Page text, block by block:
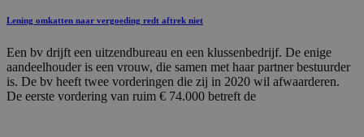
Lening omkatten naar vergoeding redt aftrek niet
Een bv drijft een uitzendbureau en een klussenbedrijf. De enige
aandeelhouder is een vrouw, die samen met haar partner bestuurder
is. De bv heeft twee vorderingen die zij in 2020 wil afwaarderen.
De eerste vordering van ruim € 74.000 betreft de